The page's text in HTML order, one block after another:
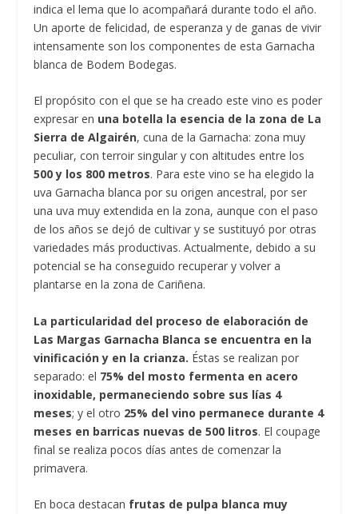
indica el lema que lo acompañará durante todo el año.
Un aporte de felicidad, de esperanza y de ganas de vivir
intensamente son los componentes de esta Garnacha
blanca de Bodem Bodegas.
El propósito con el que se ha creado este vino es poder
expresar en una botella la esencia de la zona de La
Sierra de Algairén, cuna de la Garnacha: zona muy
peculiar, con terroir singular y con altitudes entre los
500 y los 800 metros. Para este vino se ha elegido la
uva Garnacha blanca por su origen ancestral, por ser
una uva muy extendida en la zona, aunque con el paso
de los años se dejó de cultivar y se sustituyó por otras
variedades más productivas. Actualmente, debido a su
potencial se ha conseguido recuperar y volver a
plantarse en la zona de Cariñena.
La particularidad del proceso de elaboración de
Las Margas Garnacha Blanca se encuentra en la
vinificación y en la crianza. Éstas se realizan por
separado: el 75% del mosto fermenta en acero
inoxidable, permaneciendo sobre sus lías 4
meses; y el otro 25% del vino permanece durante 4
meses en barricas nuevas de 500 litros. El coupage
final se realiza pocos días antes de comenzar la
primavera.
En boca destacan frutas de pulpa blanca muy